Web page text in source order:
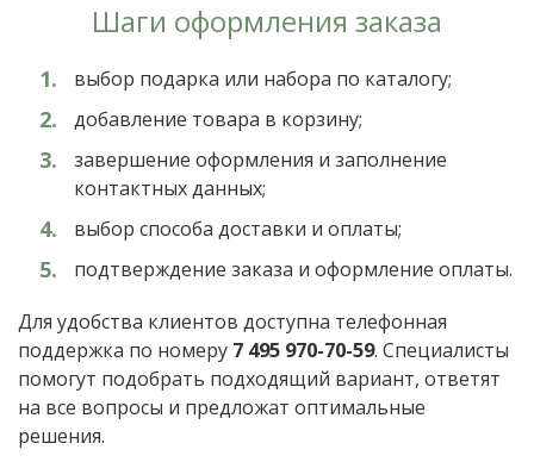
Шаги оформления заказа
выбор подарка или набора по каталогу;
добавление товара в корзину;
завершение оформления и заполнение
контактных данных;
выбор способа доставки и оплаты;
подтверждение заказа и оформление оплаты.
Для удобства клиентов доступна телефонная
поддержка по номеру 7 495 970-70-59. Специалисты
помогут подобрать подходящий вариант, ответят
на все вопросы и предложат оптимальные
решения.